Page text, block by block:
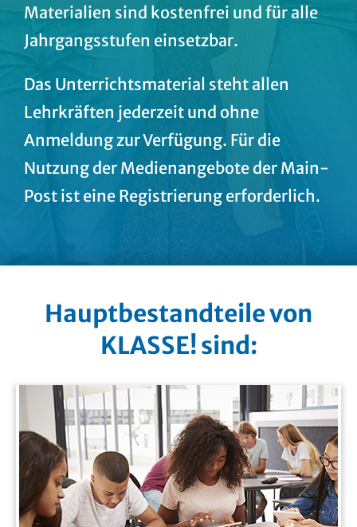
Materialien sind kostenfrei und für alle
Jahrgangsstufen einsetzbar.
Das Unterrichtsmaterial steht allen
Lehrkräften jederzeit und ohne
Anmeldung zur Verfügung. Für die
Nutzung der Medienangebote der Main-
Post ist eine Registrierung erforderlich.
Hauptbestandteile von
KLASSE! sind: